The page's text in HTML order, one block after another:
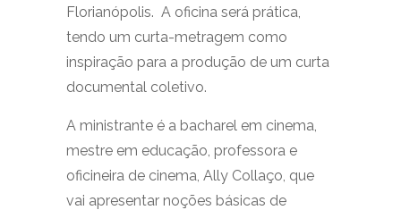
Florianópolis. A oficina será prática,
tendo um curta-metragem como
inspiração para a produção de um curta
documental coletivo.
A ministrante é a bacharel em cinema,
mestre em educação, professora e
oficineira de cinema, Ally Collaço, que
vai apresentar noções básicas de